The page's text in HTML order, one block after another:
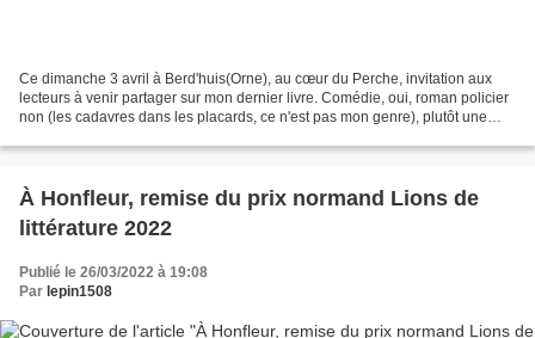
Ce dimanche 3 avril à Berd'huis(Orne), au cœur du Perche, invitation aux
lecteurs à venir partager sur mon dernier livre. Comédie, oui, roman policier
non (les cadavres dans les placards, ce n'est pas mon genre), plutôt une
À Honfleur, remise du prix normand Lions de
littérature 2022
Publié le 26/03/2022 à 19:08
Par lepin1508